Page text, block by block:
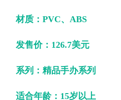
材质：PVC、ABS
发售价：126.7美元
系列：精品手办系列
适合年龄：15岁以上